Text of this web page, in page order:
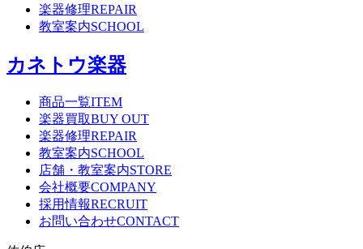
楽器修理REPAIR
教室案内SCHOOL
カネトウ楽器
商品一覧ITEM
楽器買取BUY OUT
楽器修理REPAIR
教室案内SCHOOL
店舗・教室案内STORE
会社概要COMPANY
採用情報RECRUIT
お問い合わせCONTACT